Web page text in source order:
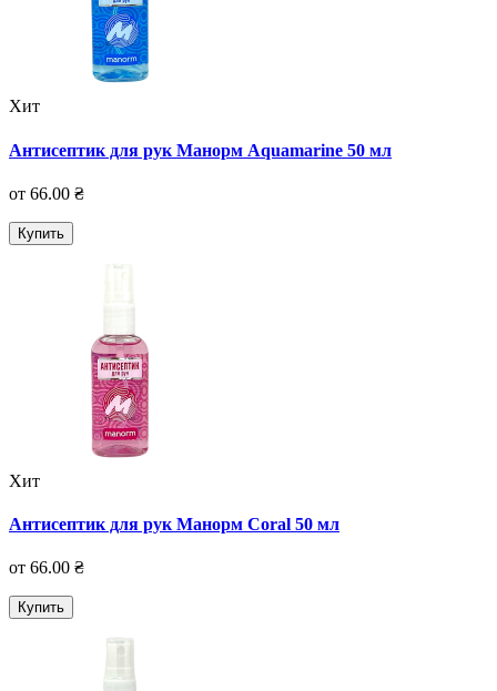
Хит
Антисептик для рук Манорм Aquamarine 50 мл
от 66.00 ₴
Купить
Хит
Антисептик для рук Манорм Coral 50 мл
от 66.00 ₴
Купить